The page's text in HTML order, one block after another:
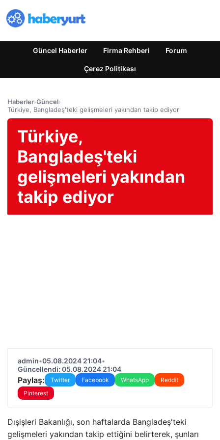
Güncel Haberler Firma Rehberi Forum
Çerez Politikası
Haberler›Güncel›
Türkiye, Bangladeş'teki gelişmeleri yakından takip ediyor
Türkiye,
Bangladeş'teki
gelişmeleri yakından
takip ediyor
admin•05.08.2024 21:04•
Güncellendi: 05.08.2024 21:04
Paylaş: Twitter Facebook WhatsApp
Reddit
Pinterest
Dışişleri Bakanlığı, son haftalarda Bangladeş'teki
gelişmeleri yakından takip ettiğini belirterek, şunları